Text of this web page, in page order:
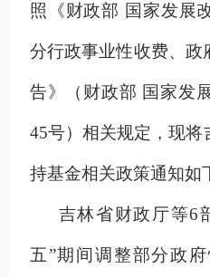
照《财政部 国家发展
分行政事业性收费、政
告》（财政部 国家发
45号）相关规定，现
持基金相关政策通知如
吉林省财政厅等6
五”期间调整部分政